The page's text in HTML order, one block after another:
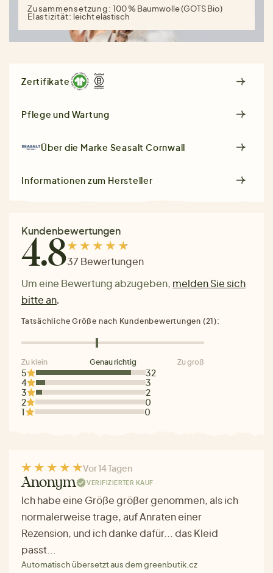
Zusammensetzung:100 % Baumwolle (GOTS Bio)
Elastizität: leicht elastisch
Zertifikate
Pflege und Wartung
Über die Marke Seasalt Cornwall
Informationen zum Hersteller
Kundenbewertungen
4.837 Bewertungen
Um eine Bewertung abzugeben, melden Sie sich
bitte an.
5
32
4
3
3
2
2
0
1
0
Tatsächliche Größe nach Kundenbewertungen (21):
Zu klein Genau richtig Zu groß
Vor 14 Tagen
Anonym VERIFIZIERTER KAUF
Ich habe eine Größe größer genommen, als ich
normalerweise trage, auf Anraten einer
Rezension, und ich danke dafür... das Kleid
passt...
Automatisch übersetzt aus dem greenbutik.cz